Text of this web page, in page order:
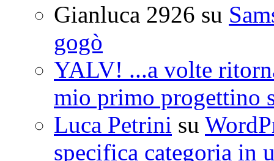
Gianluca 2926 su
gogò
YALV! ...a volte
mio primo progettino
Luca Petrini su
specifica categoria in